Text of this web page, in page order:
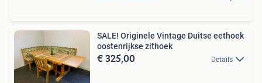
SALE! Originele Vintage Duitse eethoek
oostenrijkse zithoek
€ 325,00 Details